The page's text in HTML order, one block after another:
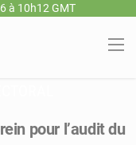
à 10h12 GMT
pour l’audit du